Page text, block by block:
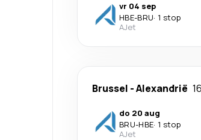
vr 04 sep
HBE-BRU· 1 stop
AJet
Brussel -Alexandrië
do 20 aug
BRU-HBE· 1 stop
AJet